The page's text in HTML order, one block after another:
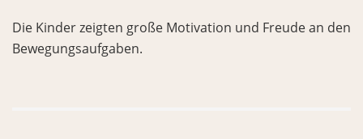
Die Kinder zeigten große Motivation und Freude an den
Bewegungsaufgaben.